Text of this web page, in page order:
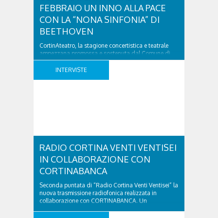
FEBBRAIO UN INNO ALLA PACE
CON LA “NONA SINFONIA” DI
BEETHOVEN
CortinAteatro, la stagione concertistica e teatrale
ampezzana promossa e sostenuta dal Comune di
Cortina d’Ampezzo, ideata e coordinata
dall’associazione Musincantus, prosegue sabato 22
INTERVISTE
RADIO CORTINA VENTI VENTISEI
IN COLLABORAZIONE CON
CORTINABANCA
Seconda puntata di “Radio Cortina Venti Ventisei” la
nuova trasmissione radiofonica realizzata in
collaborazione con CORTINABANCA. Un